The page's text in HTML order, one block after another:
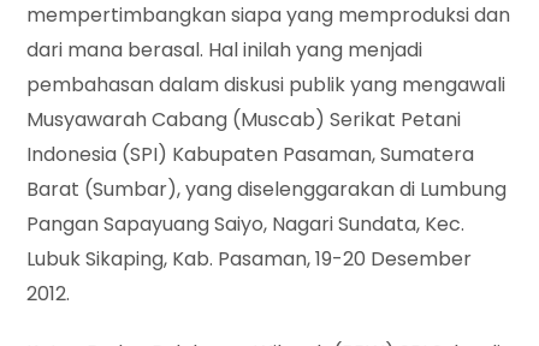
mempertimbangkan siapa yang memproduksi dan
dari mana berasal. Hal inilah yang menjadi
pembahasan dalam diskusi publik yang mengawali
Musyawarah Cabang (Muscab) Serikat Petani
Indonesia (SPI) Kabupaten Pasaman, Sumatera
Barat (Sumbar), yang diselenggarakan di Lumbung
Pangan Sapayuang Saiyo, Nagari Sundata, Kec.
Lubuk Sikaping, Kab. Pasaman, 19-20 Desember
2012.